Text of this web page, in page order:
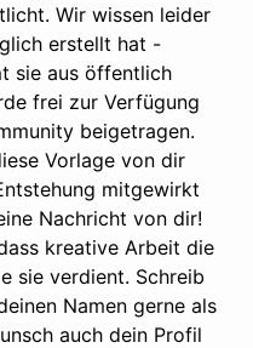
Wir wissen leider
erstellt hat -
sie aus öffentlich
frei zur Verfügung
beigetragen.
Vorlage von dir
mitgewirkt
Nachricht von dir!
kreative Arbeit die
sie verdient. Schreib
Namen gerne als
auch dein Profil